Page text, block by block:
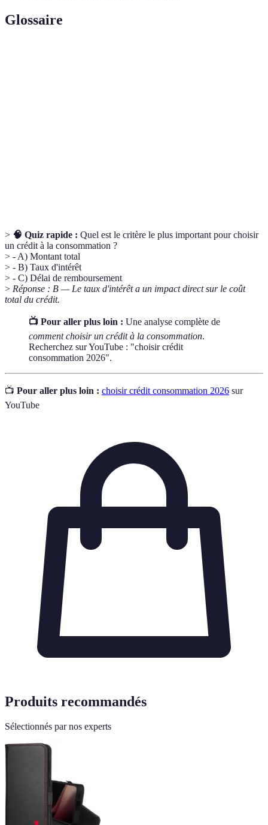
Glossaire
> 🧠 Quiz rapide : Quel est le critère le plus important pour choisir
un crédit à la consommation ?
> - A) Montant total
> - B) Taux d'intérêt
> - C) Délai de remboursement
> Réponse : B — Le taux d'intérêt a un impact direct sur le coût
total du crédit.
📺 Pour aller plus loin : Une analyse complète de
comment choisir un crédit à la consommation.
Recherchez sur YouTube : "choisir crédit
consommation 2026".
📺 Pour aller plus loin : choisir crédit consommation 2026 sur
YouTube
Produits recommandés
Sélectionnés par nos experts